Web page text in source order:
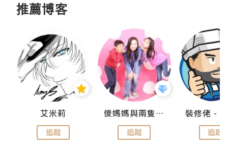
推薦博客
艾米莉
追蹤
儍媽媽與兩隻小魔怪之家
追蹤 追蹤